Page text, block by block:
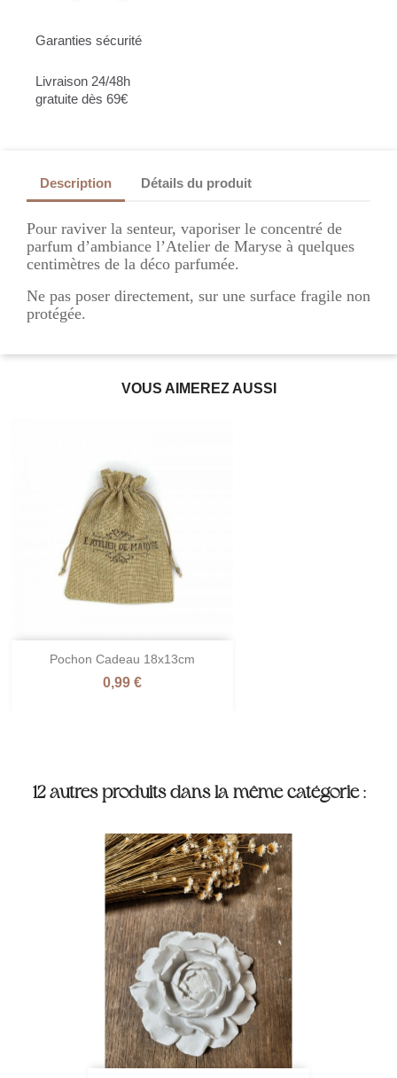
Garanties sécurité
Livraison 24/48h
gratuite dès 69€
Description Détails du produit
Pour raviver la senteur, vaporiser le concentré de
parfum d’ambiance l’Atelier de Maryse à quelques
centimètres de la déco parfumée.
Ne pas poser directement, sur une surface fragile non
protégée.
VOUS AIMEREZ AUSSI
Pochon Cadeau 18x13cm
Prix
0,99 €
12 autres produits dans la même catégorie :